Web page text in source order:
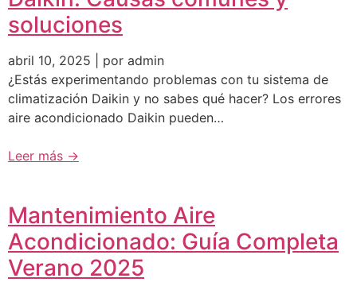
soluciones
abril 10, 2025 | por admin
¿Estás experimentando problemas con tu sistema de
climatización Daikin y no sabes qué hacer? Los errores
aire acondicionado Daikin pueden…
Leer más →
Mantenimiento Aire
Acondicionado: Guía Completa
Verano 2025